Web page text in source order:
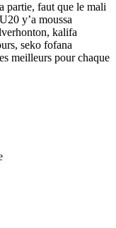
partie, faut que le mali
y’a moussa
kalifa
seko fofana
meilleurs pour chaque